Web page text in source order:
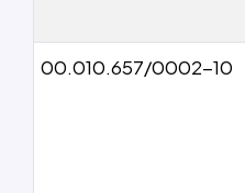
00.010.657/0002-10